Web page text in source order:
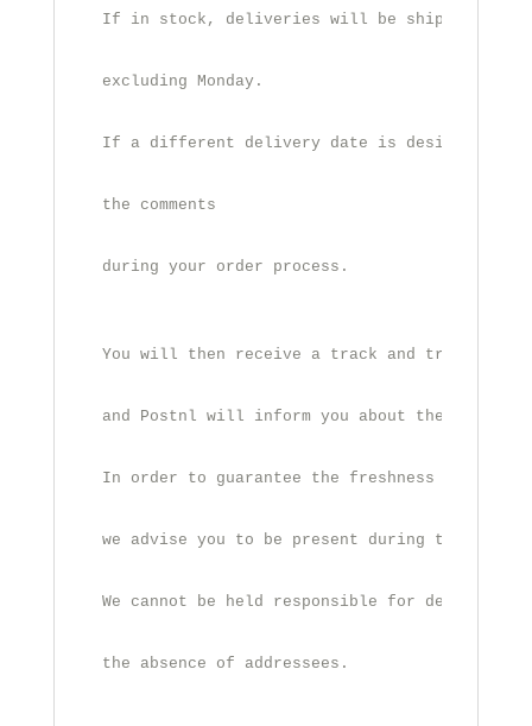
If in stock, deliveries will be shipped the
excluding Monday.
If a different delivery date is desired, you
the comments
during your order process.
You will then receive a track and trace code
and Postnl will inform you about the
In order to guarantee the freshness of the
we advise you to be present during the
We cannot be held responsible for
the absence of addressees.